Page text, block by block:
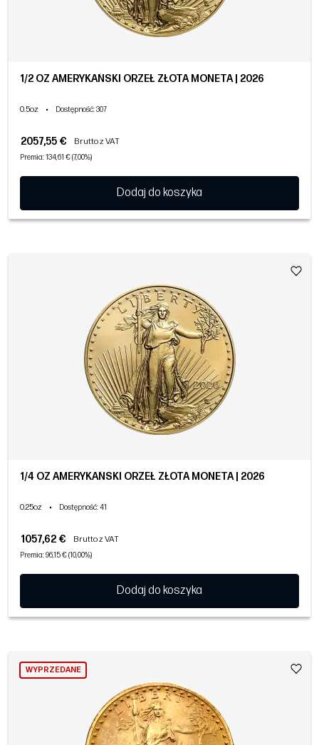
1/2 OZ AMERYKAŃSKI ORZEŁ ZŁOTA MONETA | 2026
0.5oz • Dostępność: 307
2057,55 € Brutto z VAT
Premia: 134,61 € (7,00%)
Dodaj do koszyka
1/4 OZ AMERYKAŃSKI ORZEŁ ZŁOTA MONETA | 2026
0.25oz • Dostępność: 41
1057,62 € Brutto z VAT
Premia: 96,15 € (10,00%)
Dodaj do koszyka
WYPRZEDANE